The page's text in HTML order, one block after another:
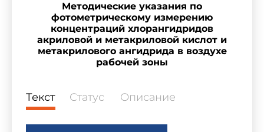
Методические указания по
фотометрическому измерению
концентраций хлорангидридов
акриловой и метакриловой кислот и
метакрилового ангидрида в воздухе
рабочей зоны
Текст Статус Описание